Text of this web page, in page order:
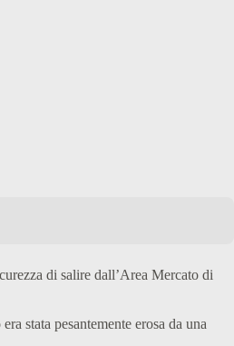
di salire dall’Area Mercato di
stata pesantemente erosa da una